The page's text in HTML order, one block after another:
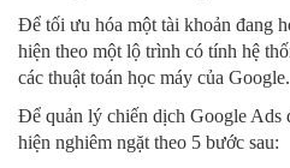
Để tối ưu hóa một tài khoản đang
hiện theo một lộ trình có tính hệ
các thuật toán học máy của Google.
Để quản lý chiến dịch Google Ads
hiện nghiêm ngặt theo 5 bước sau: